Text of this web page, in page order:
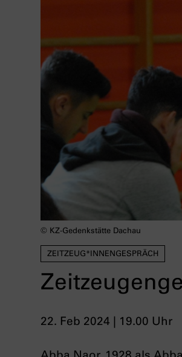
ZEITZEUG*INNENGESPRÄCH
22. Feb 2024 | 19.00 Uhr
© KZ-Gedenkstätte Dachau